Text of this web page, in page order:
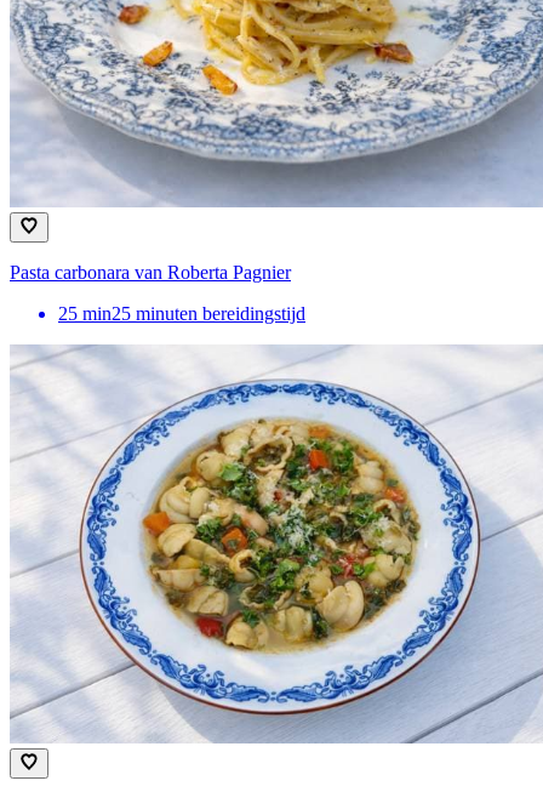
Pasta carbonara van Roberta Pagnier
25 min25 minuten bereidingstijd